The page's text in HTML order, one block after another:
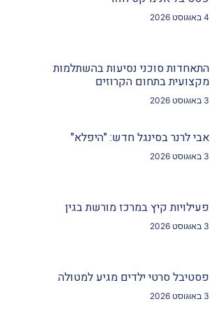
4 באוגוסט 2026
התאחדות סוכני נסיעות בהשתלמות
מקצועית בתחום הקרוזים
3 באוגוסט 2026
אבי לרנר בסינגל חדש: "היפלא"
3 באוגוסט 2026
פעילויות קיץ במרכז מורשת בגין
3 באוגוסט 2026
פסטיבל סרטי ילדים מגיע למטולה
3 באוגוסט 2026